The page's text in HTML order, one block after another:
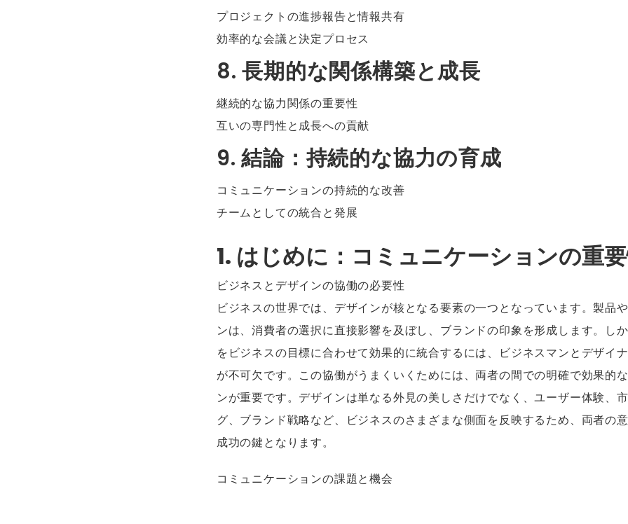
プロジェクトの進捗報告と情報共有
効率的な会議と決定プロセス
8. 長期的な関係構築と成長
継続的な協力関係の重要性
互いの専門性と成長への貢献
9. 結論：持続的な協力の育成
コミュニケーションの持続的な改善
チームとしての統合と発展
1. はじめに：コミュニケーションの重
ビジネスとデザインの協働の必要性
ビジネスの世界では、デザインが核となる要素の一つとなっています。製品
ンは、消費者の選択に直接影響を及ぼし、ブランドの印象を形成します。し
をビジネスの目標に合わせて効果的に統合するには、ビジネスマンとデザイ
が不可欠です。この協働がうまくいくためには、両者の間での明確で効果的
ンが重要です。デザインは単なる外見の美しさだけでなく、ユーザー体験、
グ、ブランド戦略など、ビジネスのさまざまな側面を反映するため、両者の
成功の鍵となります。
コミュニケーションの課題と機会